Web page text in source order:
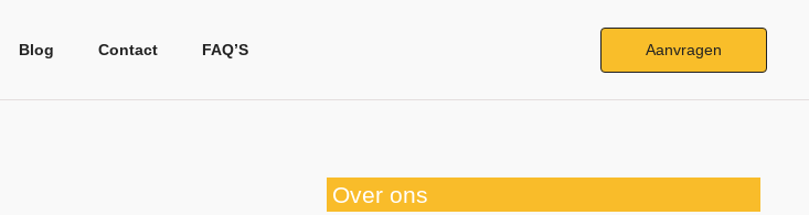
Blog Contact FAQ’S Aanvragen
Over ons